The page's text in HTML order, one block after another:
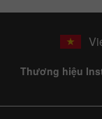
Thương hiệu